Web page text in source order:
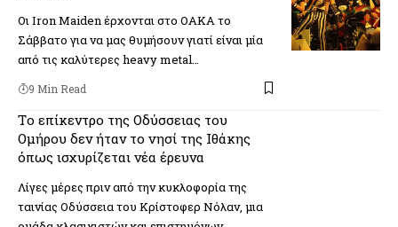
Οι Iron Maiden έρχονται στο ΟΑΚΑ το
Σάββατο για να μας θυμήσουν γιατί είναι μία
από τις καλύτερες heavy metal…
9 Min Read
Tο επίκεντρο της Οδύσσειας του
Ομήρου δεν ήταν το νησί της Ιθάκης
όπως ισχυρίζεται νέα έρευνα
Λίγες μέρες πριν από την κυκλοφορία της
ταινίας Οδύσσεια του Κρίστοφερ Νόλαν, μια